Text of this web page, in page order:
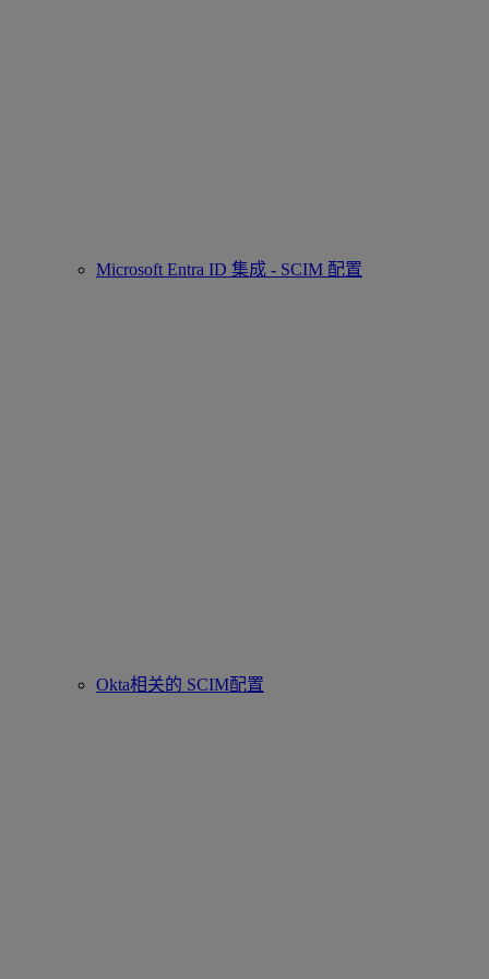
Microsoft Entra ID 集成 - SCIM 配置
Okta相关的 SCIM配置